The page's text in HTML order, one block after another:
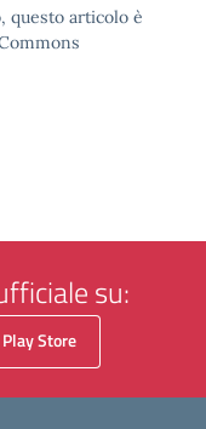
questo articolo è
su:
Play Store